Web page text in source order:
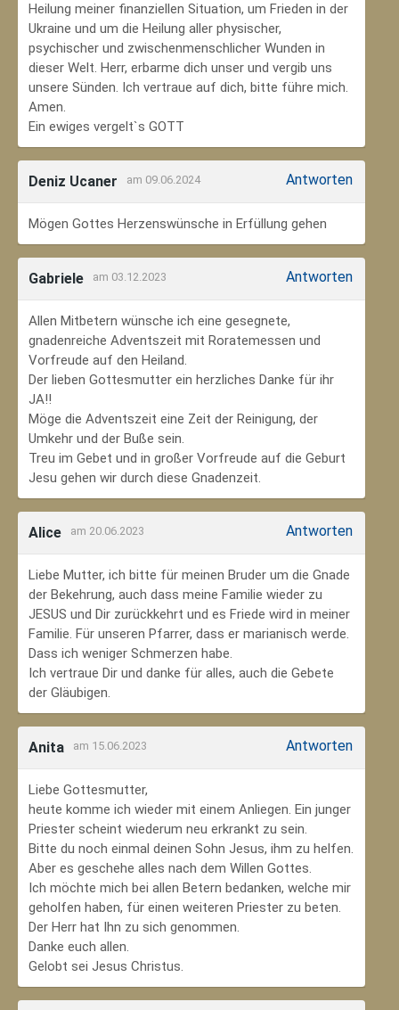
Heilung meiner finanziellen Situation, um Frieden in der
Ukraine und um die Heilung aller physischer,
psychischer und zwischenmenschlicher Wunden in
dieser Welt. Herr, erbarme dich unser und vergib uns
unsere Sünden. Ich vertraue auf dich, bitte führe mich.
Amen.
Ein ewiges vergelt`s GOTT
Deniz Ucaner am 09.06.2024 Antworten
Mögen Gottes Herzenswünsche in Erfüllung gehen
Gabriele am 03.12.2023 Antworten
Allen Mitbetern wünsche ich eine gesegnete,
gnadenreiche Adventszeit mit Roratemessen und
Vorfreude auf den Heiland.
Der lieben Gottesmutter ein herzliches Danke für ihr
JA!!
Möge die Adventszeit eine Zeit der Reinigung, der
Umkehr und der Buße sein.
Treu im Gebet und in großer Vorfreude auf die Geburt
Jesu gehen wir durch diese Gnadenzeit.
Alice am 20.06.2023 Antworten
Liebe Mutter, ich bitte für meinen Bruder um die Gnade
der Bekehrung, auch dass meine Familie wieder zu
JESUS und Dir zurückkehrt und es Friede wird in meiner
Familie. Für unseren Pfarrer, dass er marianisch werde.
Dass ich weniger Schmerzen habe.
Ich vertraue Dir und danke für alles, auch die Gebete
der Gläubigen.
Anita am 15.06.2023 Antworten
Liebe Gottesmutter,
heute komme ich wieder mit einem Anliegen. Ein junger
Priester scheint wiederum neu erkrankt zu sein.
Bitte du noch einmal deinen Sohn Jesus, ihm zu helfen.
Aber es geschehe alles nach dem Willen Gottes.
Ich möchte mich bei allen Betern bedanken, welche mir
geholfen haben, für einen weiteren Priester zu beten.
Der Herr hat Ihn zu sich genommen.
Danke euch allen.
Gelobt sei Jesus Christus.